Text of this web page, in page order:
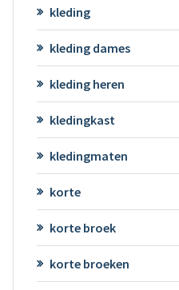
kleding
kleding dames
kleding heren
kledingkast
kledingmaten
korte
korte broek
korte broeken